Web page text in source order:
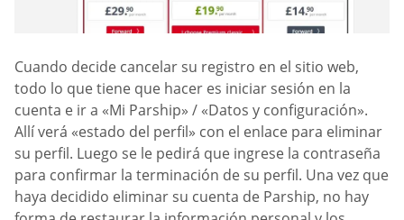
Cuando decide cancelar su registro en el sitio web,
todo lo que tiene que hacer es iniciar sesión en la
cuenta e ir a «Mi Parship» / «Datos y configuración».
Allí verá «estado del perfil» con el enlace para eliminar
su perfil. Luego se le pedirá que ingrese la contraseña
para confirmar la terminación de su perfil. Una vez que
haya decidido eliminar su cuenta de Parship, no hay